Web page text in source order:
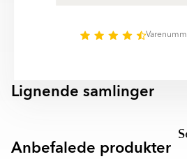
skabe et harmonisk, organiseret
Lignende samlinger
CHARON
3
Anbefalede produkter
SPARA MER